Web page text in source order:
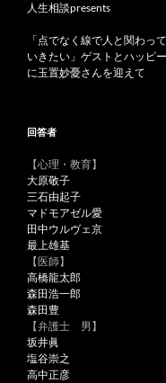
人生相談presents
「点でなく線で人と関わって
いきたい」ゲストとハッピー
に玉置妙憂さんを迎えて
回答者
【心理・教育】
大原敬子
三石由起子
マドモアゼル愛
田中ウルヴェ京
最上雄基
【医師】
高橋龍太郎
森田浩一郎
森田豊
【弁護士 男】
坂井眞
塩谷崇之
高中正彦